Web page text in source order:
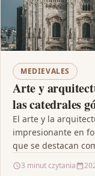
MEDIEVALES
Arte y
las catedrales
El arte y la
impresionante en
que se destacan
3 minut czytania